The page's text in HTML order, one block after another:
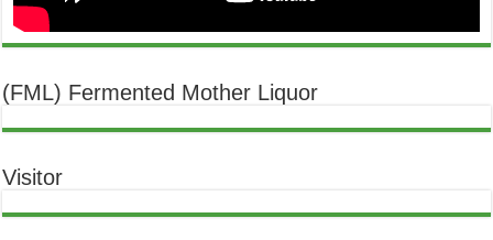
(FML) Fermented Mother Liquor
Visitor